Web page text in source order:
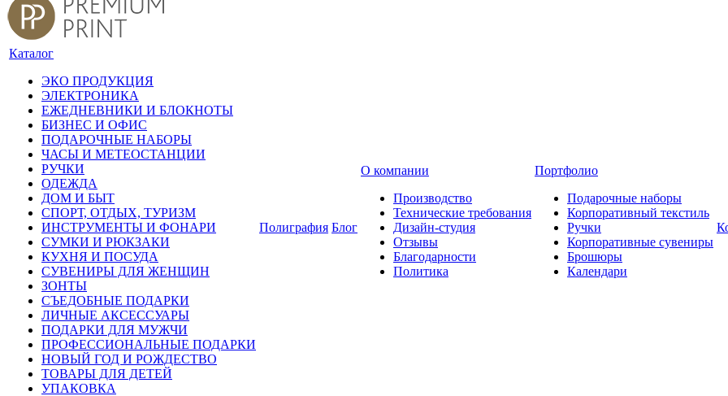
Каталог
ЭКО ПРОДУКЦИЯ
ЭЛЕКТРОНИКА
ЕЖЕДНЕВНИКИ И БЛОКНОТЫ
БИЗНЕС И ОФИС
ПОДАРОЧНЫЕ НАБОРЫ
ЧАСЫ И МЕТЕОСТАНЦИИ
РУЧКИ
ОДЕЖДА
ДОМ И БЫТ
СПОРТ, ОТДЫХ, ТУРИЗМ
ИНСТРУМЕНТЫ И ФОНАРИ
СУМКИ И РЮКЗАКИ
КУХНЯ И ПОСУДА
СУВЕНИРЫ ДЛЯ ЖЕНЩИН
ЗОНТЫ
СЪЕДОБНЫЕ ПОДАРКИ
ЛИЧНЫЕ АКСЕССУАРЫ
ПОДАРКИ ДЛЯ МУЖЧИ
ПРОФЕССИОНАЛЬНЫЕ ПОДАРКИ
НОВЫЙ ГОД И РОЖДЕСТВО
ТОВАРЫ ДЛЯ ДЕТЕЙ
УПАКОВКА
Полиграфия Блог
О компании
Производство
Технические требования
Дизайн-студия
Отзывы
Благодарности
Политика
Портфолио
Подарочные наборы
Корпоративный текстиль
Ручки
Корпоративные сувениры
Брошюры
Календари